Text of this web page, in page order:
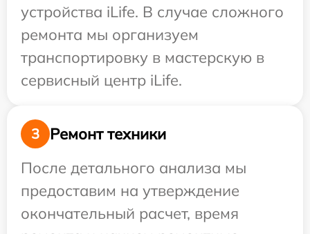
устройства iLife. В случае сложного
ремонта мы организуем
транспортировку в мастерскую в
сервисный центр iLife.
3
Ремонт техники
После детального анализа мы
предоставим на утверждение
окончательный расчет, время